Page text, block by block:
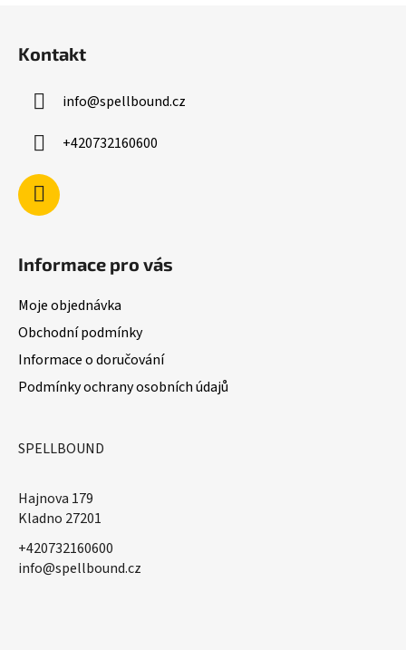
Kontakt
info@spellbound.cz
+420732160600
Informace pro vás
Moje objednávka
Obchodní podmínky
Informace o doručování
Podmínky ochrany osobních údajů
SPELLBOUND
Hajnova 179
Kladno 27201
+420732160600
​info@spellbound.cz